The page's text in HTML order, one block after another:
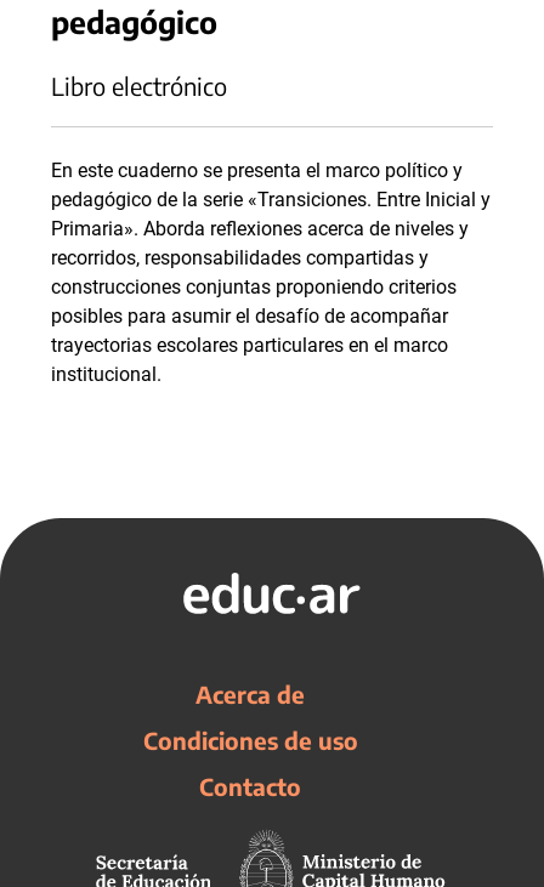
pedagógico
Libro electrónico
En este cuaderno se presenta el marco político y
pedagógico de la serie «Transiciones. Entre Inicial y
Primaria». Aborda reflexiones acerca de niveles y
recorridos, responsabilidades compartidas y
construcciones conjuntas proponiendo criterios
posibles para asumir el desafío de acompañar
trayectorias escolares particulares en el marco
institucional.
Acerca de
Condiciones de uso
Contacto